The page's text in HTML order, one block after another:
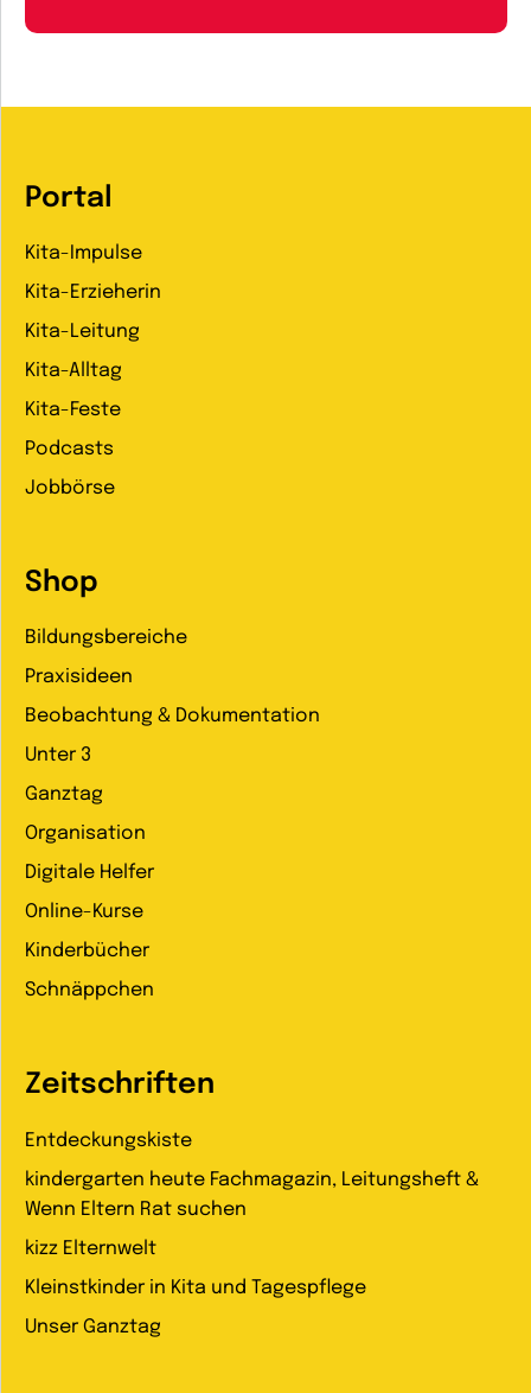
Portal
Kita-Impulse
Kita-Erzieherin
Kita-Leitung
Kita-Alltag
Kita-Feste
Podcasts
Jobbörse
Shop
Bildungsbereiche
Praxisideen
Beobachtung & Dokumentation
Unter 3
Ganztag
Organisation
Digitale Helfer
Online-Kurse
Kinderbücher
Schnäppchen
Zeitschriften
Entdeckungskiste
kindergarten heute Fachmagazin, Leitungsheft &
Wenn Eltern Rat suchen
kizz Elternwelt
Kleinstkinder in Kita und Tagespflege
Unser Ganztag